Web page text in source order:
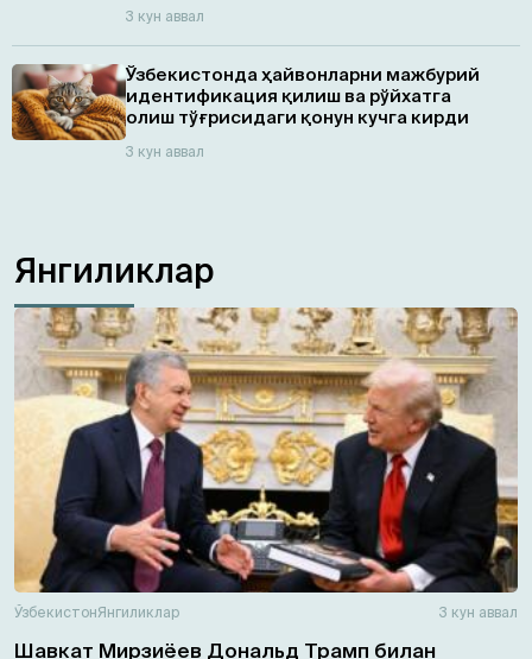
3 кун аввал
Ўзбекистонда ҳайвонларни мажбурий
идентификация қилиш ва рўйхатга
олиш тўғрисидаги қонун кучга кирди
3 кун аввал
Янгиликлар
ЎзбекистонЯнгиликлар 3 кун аввал
Шавкат Мирзиёев Дональд Трамп билан